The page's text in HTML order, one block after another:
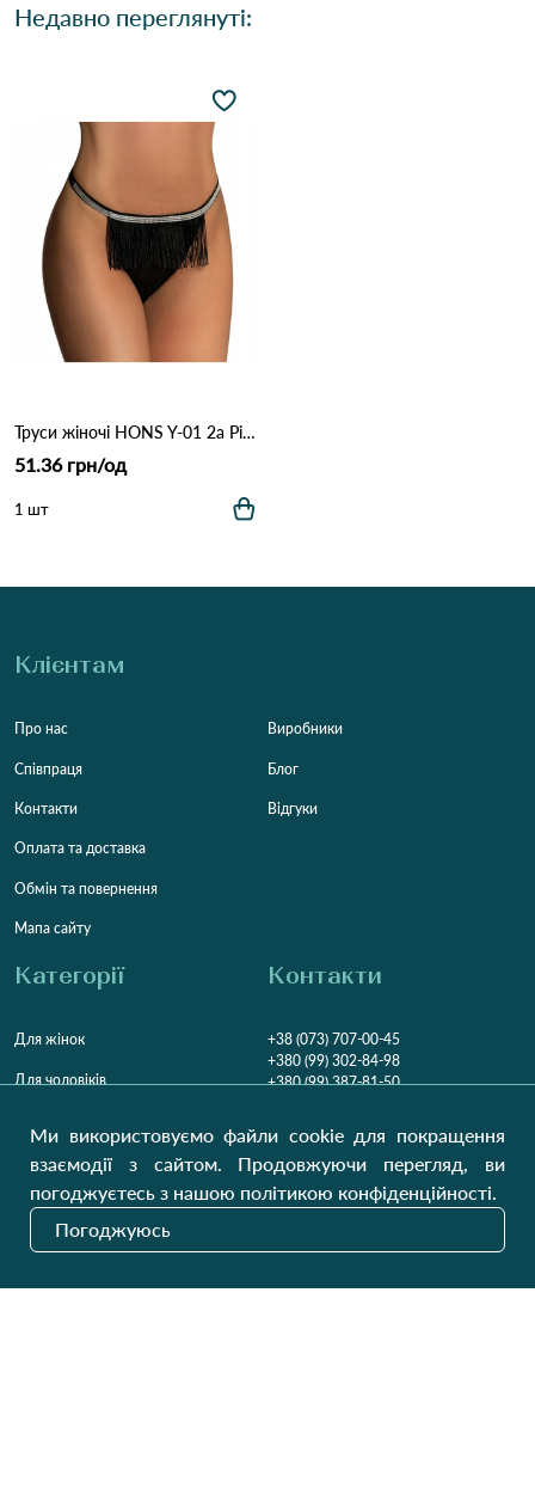
Недавно переглянуті:
Труси жіночі HONS Y-01 2а Різні кольори
51.36 грн/од
1 шт
Клієнтам
Про нас
Співпраця
Контакти
Оплата та доставка
Обмін та повернення
Мапа сайту
Виробники
Блог
Відгуки
Категорії
Для жінок
Для чоловіків
Домашній текстиль
Контакти
+38 (073) 707-00-45
+380 (99) 302-84-98
+380 (99) 387-81-50
Пн-Пт9:00 - 16:00
НДВихідний
Наші оновлення
Ми використовуємо файли cookie для покращення
взаємодії з сайтом. Продовжуючи перегляд, ви
погоджуєтесь з нашою політикою конфіденційності.
Погоджуюсь